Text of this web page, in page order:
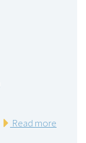
Read more